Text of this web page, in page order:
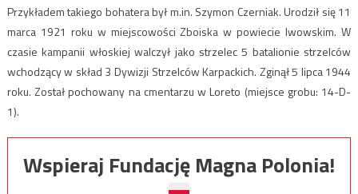
Przykładem takiego bohatera był m.in. Szymon Czerniak. Urodził się 11
marca 1921 roku w miejscowości Zboiska w powiecie lwowskim. W
czasie kampanii włoskiej walczył jako strzelec 5 batalionie strzelców
wchodzący w skład 3 Dywizji Strzelców Karpackich. Zginął 5 lipca 1944
roku. Został pochowany na cmentarzu w Loreto (miejsce grobu: 14-D-
1).
Wspieraj Fundację Magna Polonia!